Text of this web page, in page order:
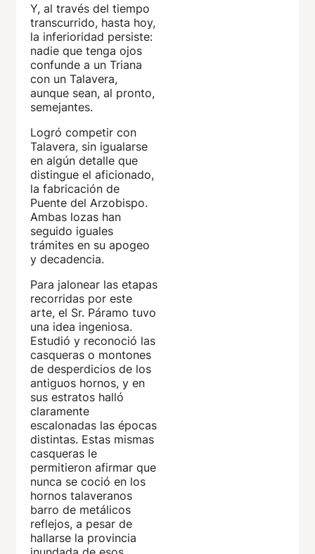
Y, al través del tiempo
transcurrido, hasta hoy,
la inferioridad persiste:
nadie que tenga ojos
confunde a un Triana
con un Talavera,
aunque sean, al pronto,
semejantes.
Logró competir con
Talavera, sin igualarse
en algún detalle que
distingue el aficionado,
la fabricación de
Puente del Arzobispo.
Ambas lozas han
seguido iguales
trámites en su apogeo
y decadencia.
Para jalonear las etapas
recorridas por este
arte, el Sr. Páramo tuvo
una idea ingeniosa.
Estudió y reconoció las
casqueras o montones
de desperdicios de los
antiguos hornos, y en
sus estratos halló
claramente
escalonadas las épocas
distintas. Estas mismas
casqueras le
permitieron afirmar que
nunca se coció en los
hornos talaveranos
barro de metálicos
reflejos, a pesar de
hallarse la provincia